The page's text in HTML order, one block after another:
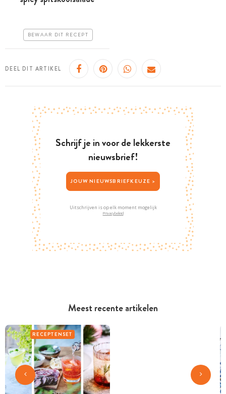
Meest recente artikelen
RECEPTENSET
uur
BEWAAR DIT RECEPT
DEEL DIT ARTIKEL
Schrijf je in voor de lekkerste
nieuwsbrief!
JOUW NIEUWSBRIEFKEUZE >
Uitschrijven is op elk moment mogelijk
Privacybeleid